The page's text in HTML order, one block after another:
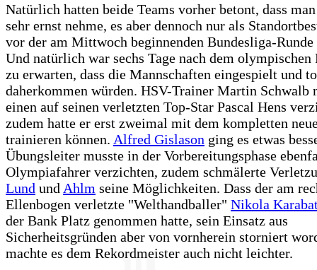
Natürlich hatten beide Teams vorher betont, dass
sehr ernst nehme, es aber dennoch nur als
vor der am Mittwoch beginnenden Bundesliga-Runde
Und natürlich war sechs Tage nach dem
zu erwarten, dass die Mannschaften eingespielt und
daherkommen würden. HSV-Trainer Martin Schwalb
einen auf seinen verletzten Top-Star Pascal Hens
zudem hatte er erst zweimal mit dem kompletten
trainieren können. Alfred Gislason ging es etwas
Übungsleiter musste in der Vorbereitungsphase
Olympiafahrer verzichten, zudem schmälerte
Lund und Ahlm seine Möglichkeiten. Dass der am
Ellenbogen verletzte "Welthandballer" Nikola
der Bank Platz genommen hatte, sein Einsatz aus
Sicherheitsgründen aber von vornherein storniert
machte es dem Rekordmeister auch nicht leichter.